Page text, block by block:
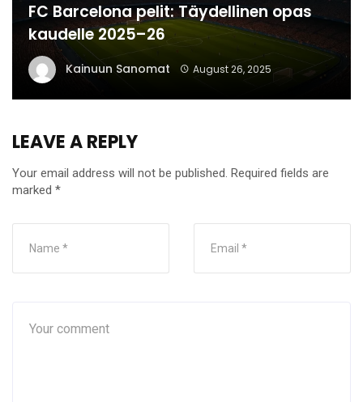
FC Barcelona pelit: Täydellinen opas
kaudelle 2025–26
Kainuun Sanomat August 26, 2025
LEAVE A REPLY
Your email address will not be published. Required fields are
marked *